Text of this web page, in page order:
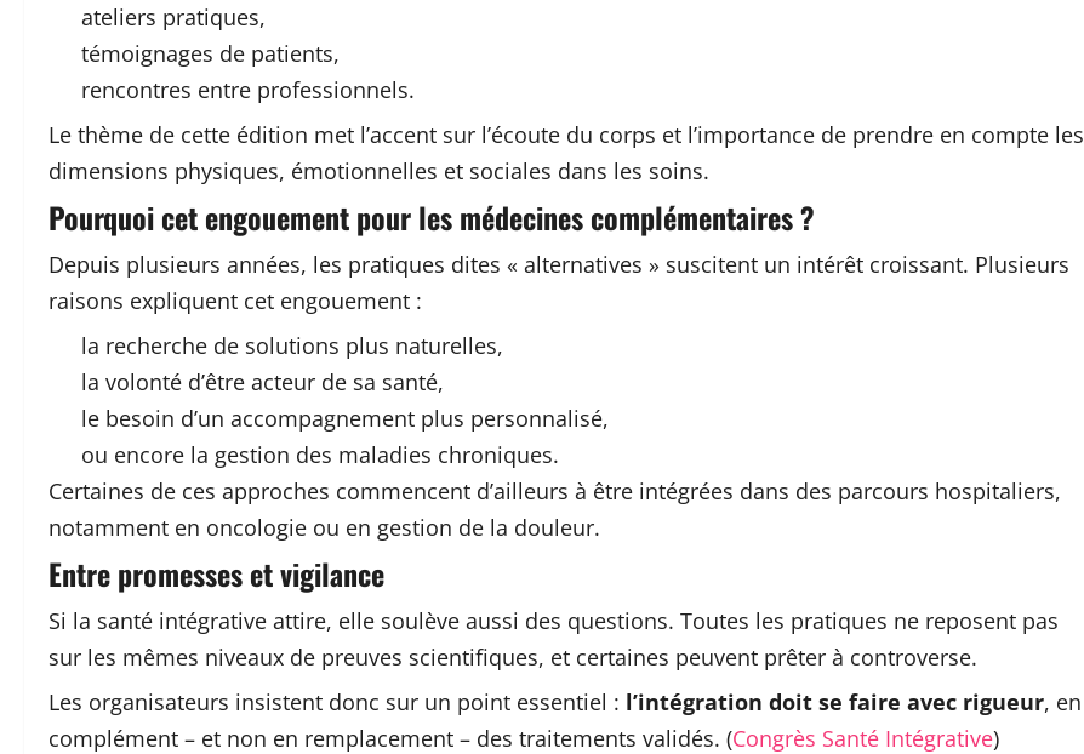
ateliers pratiques,
témoignages de patients,
rencontres entre professionnels.
Le thème de cette édition met l’accent sur l’écoute du corps et l’importance de prendre en compte les
dimensions physiques, émotionnelles et sociales dans les soins.
Pourquoi cet engouement pour les médecines complémentaires ?
Depuis plusieurs années, les pratiques dites « alternatives » suscitent un intérêt croissant. Plusieurs
raisons expliquent cet engouement :
la recherche de solutions plus naturelles,
la volonté d’être acteur de sa santé,
le besoin d’un accompagnement plus personnalisé,
ou encore la gestion des maladies chroniques.
Certaines de ces approches commencent d’ailleurs à être intégrées dans des parcours hospitaliers,
notamment en oncologie ou en gestion de la douleur.
Entre promesses et vigilance
Si la santé intégrative attire, elle soulève aussi des questions. Toutes les pratiques ne reposent pas
sur les mêmes niveaux de preuves scientifiques, et certaines peuvent prêter à controverse.
Les organisateurs insistent donc sur un point essentiel : l’intégration doit se faire avec rigueur, en
complément – et non en remplacement – des traitements validés. (Congrès Santé Intégrative)